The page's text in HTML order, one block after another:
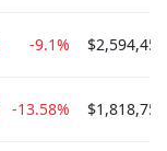
-9.1%
-13.58%